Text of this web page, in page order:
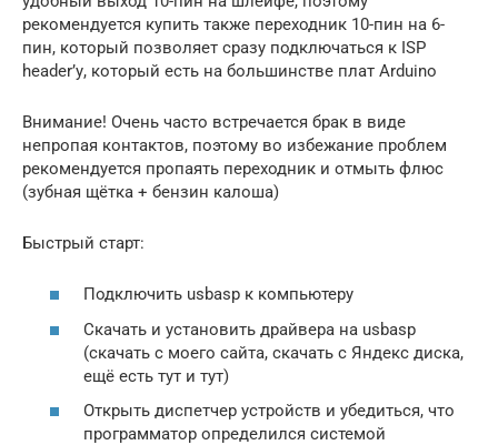
рекомендуется купить также переходник 10-пин на 6-
пин, который позволяет сразу подключаться к ISP
header’у, который есть на большинстве плат Arduino
Внимание! Очень часто встречается брак в виде
непропая контактов, поэтому во избежание проблем
рекомендуется пропаять переходник и отмыть флюс
(зубная щётка + бензин калоша)
Быстрый старт:
Подключить usbasp к компьютеру
Скачать и установить драйвера на usbasp
(скачать с моего сайта, скачать с Яндекс диска,
ещё есть тут и тут)
Открыть диспетчер устройств и убедиться, что
программатор определился системой